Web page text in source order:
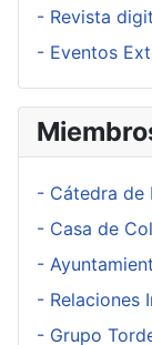
- Revista
- Eventos
- Cátedra de
- Casa de
-
- Relaciones
- Grupo